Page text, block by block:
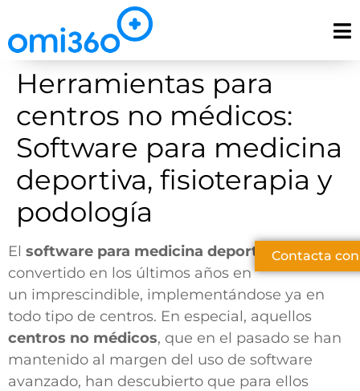
Herramientas para
centros no médicos:
Software para medicina
deportiva, fisioterapia y
podología
El software para medicina deportivase ha
convertido en los últimos años en
un imprescindible, implementándose ya en
todo tipo de centros. En especial, aquellos
centros no médicos, que en el pasado se han
mantenido al margen del uso de software
avanzado, han descubierto que para ellos
Contacta